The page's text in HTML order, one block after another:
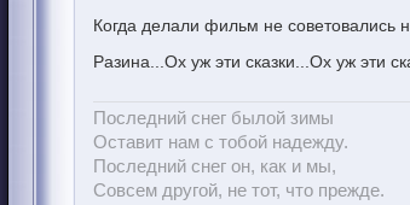
Когда делали фильм не
Разина...Ох уж эти сказки...Ох уж эти
Последний снег былой зимы
Оставит нам с тобой надежду.
Последний снег он, как и мы,
Совсем другой, не тот, что прежде.